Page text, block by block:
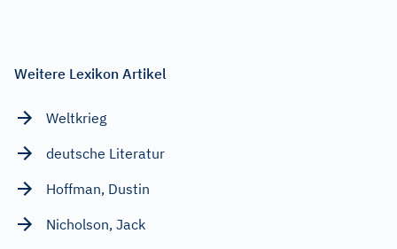
Weitere Lexikon Artikel
Weltkrieg
deutsche Literatur
Hoffman, Dustin
Nicholson, Jack